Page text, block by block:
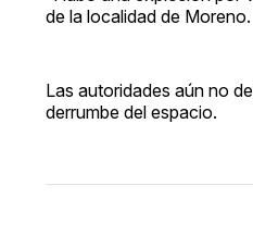
de la localidad de Moreno.
Las autoridades aún no
derrumbe del espacio.